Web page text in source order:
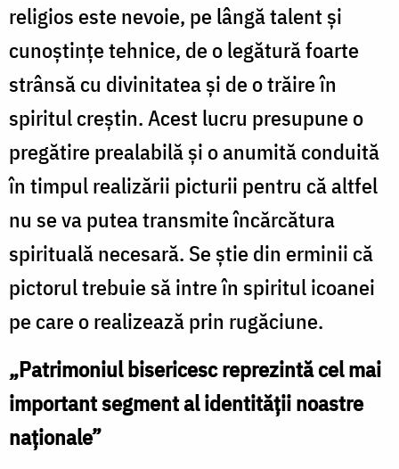
religios este nevoie, pe lângă talent şi
cunoştinţe tehnice, de o legătură foarte
strânsă cu divinitatea şi de o trăire în
spiritul creştin. Acest lucru presupune o
pregătire prealabilă şi o anumită conduită
în timpul realizării picturii pentru că altfel
nu se va putea transmite încărcătura
spirituală necesară. Se ştie din erminii că
pictorul trebuie să intre în spiritul icoanei
pe care o realizează prin rugăciune.
„Patrimoniul bisericesc reprezintă cel mai
important segment al identităţii noastre
naţionale”